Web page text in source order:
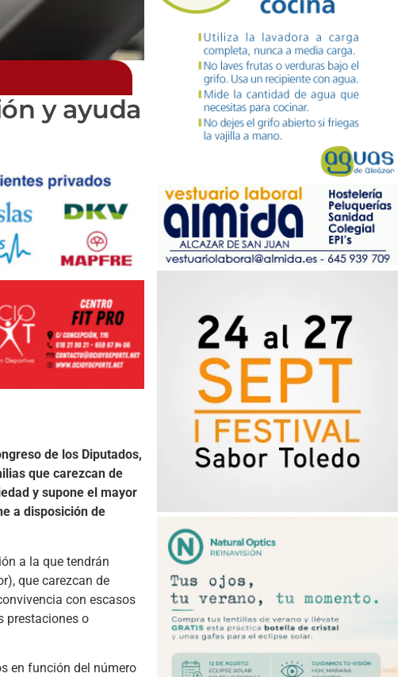
y ayuda
de los Diputados,
que carezcan de
y supone el mayor
a disposición de
a la que tendrán
que carezcan de
con escasos
prestaciones o
en función del número